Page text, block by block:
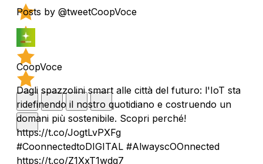
Posts by @tweetCoopVoce
CoopVoce
Dagli spazzolini smart alle città del futuro: l'IoT sta
ridefinendo il nostro quotidiano e costruendo un
domani più sostenibile. Scopri perché!
https://t.co/JogtLvPXFg
#CoonnectedtoDIGITAL #AlwayscOOnnected
https://t.co/Z1XxT1wdq7